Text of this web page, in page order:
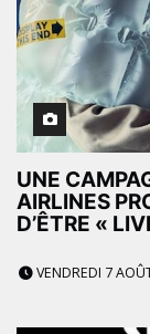
UNE
AIRLINES
D’ÊTRE «
VENDREDI 7